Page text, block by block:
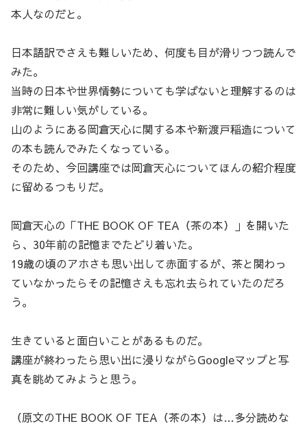
本人なのだと。
日本語訳でさえも難しいため、何度も目が滑りつつ読んで
みた。
当時の日本や世界情勢についても学ばないと理解するのは
非常に難しい気がしている。
山のようにある岡倉天心に関する本や新渡戸稲造について
の本も読んでみたくなっている。
そのため、今回講座では岡倉天心についてほんの紹介程度
に留めるつもりだ。
岡倉天心の「THE BOOK OF TEA（茶の本）」を開いた
ら、30年前の記憶までたどり着いた。
19歳の頃のアホさも思い出して赤面するが、茶と関わっ
ていなかったらその記憶さえも忘れ去られていたのだろ
う。
生きていると面白いことがあるものだ。
講座が終わったら思い出に浸りながらGoogleマップと写
真を眺めてみようと思う。
（原文のTHE BOOK OF TEA（茶の本）は…多分読めな